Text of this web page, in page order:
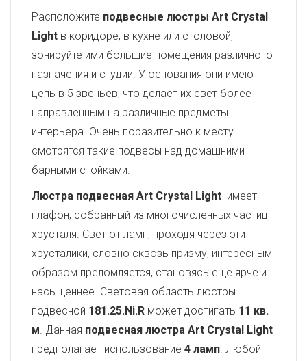
Расположите подвесные люстры Art Crystal
Light в коридоре, в кухне или столовой,
зонируйте ими большие помещения различного
назначения и студии. У основания они имеют
цепь в 5 звеньев, что делает их свет более
направленным на различные предметы
интерьера. Очень поразительно к месту
смотрятся такие подвесы над домашними
барными стойками.
Люстра подвесная Art Crystal Light имеет
плафон, собранный из многочисленных частиц
хрусталя. Свет от ламп, проходя через эти
хрусталики, словно сквозь призму, интересным
образом преломляется, становясь еще ярче и
насыщеннее. Световая область люстры
подвесной 181.25.Ni.R может достигать 11 кв.
м. Данная подвесная люстра Art Crystal Light
предполагает использование 4 ламп. Любой